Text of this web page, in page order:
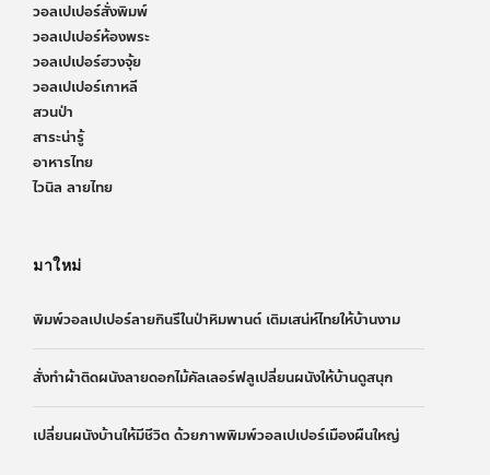
วอลเปเปอร์สั่งพิมพ์
วอลเปเปอร์ห้องพระ
วอลเปเปอร์ฮวงจุ้ย
วอลเปเปอร์เกาหลี
สวนป่า
สาระน่ารู้
อาหารไทย
ไวนิล ลายไทย
มาใหม่
พิมพ์วอลเปเปอร์ลายกินรีในป่าหิมพานต์ เติมเสน่ห์ไทยให้บ้านงาม
สั่งทำผ้าติดผนังลายดอกไม้คัลเลอร์ฟลูเปลี่ยนผนังให้บ้านดูสนุก
เปลี่ยนผนังบ้านให้มีชีวิต ด้วยภาพพิมพ์วอลเปเปอร์เมืองผืนใหญ่